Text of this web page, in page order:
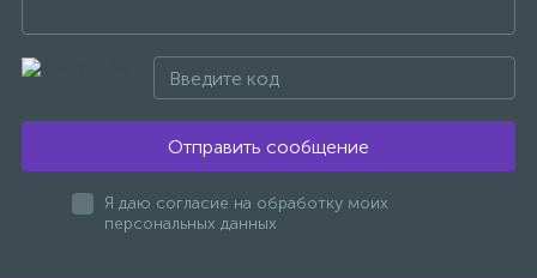
Отправить сообщение
Я даю согласие на обработку моих
персональных данных